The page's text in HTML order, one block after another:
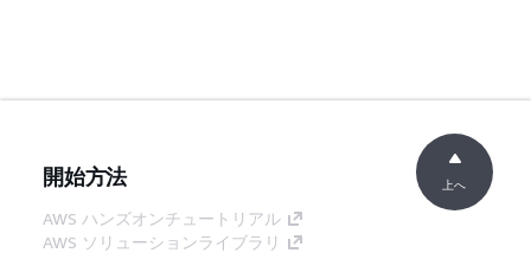
開始方法
AWS ハンズオンチュートリアル
AWS ソリューションライブラリ
上へ